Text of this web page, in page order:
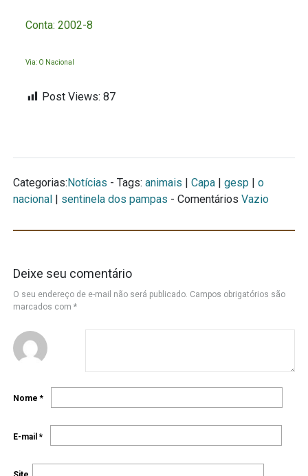
Conta: 2002-8
Via: O Nacional
Post Views: 87
Categorias:Notícias - Tags: animais | Capa | gesp | o
nacional | sentinela dos pampas - Comentários Vazio
Deixe seu comentário
O seu endereço de e-mail não será publicado. Campos obrigatórios são
marcados com *
Nome *
E-mail *